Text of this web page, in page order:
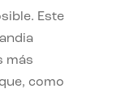
Este
más
como